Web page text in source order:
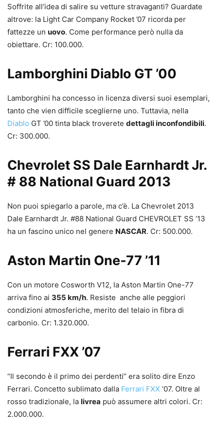
Soffrite all’idea di salire su vetture stravaganti? Guardate
altrove: la Light Car Company Rocket ’07 ricorda per
fattezze un uovo. Come performance però nulla da
obiettare. Cr: 100.000.
Lamborghini Diablo GT ’00
Lamborghini ha concesso in licenza diversi suoi esemplari,
tanto che vien difficile sceglierne uno. Tuttavia, nella
Diablo GT ’00 tinta black troverete dettagli inconfondibili.
Cr: 300.000.
Chevrolet SS Dale Earnhardt Jr.
# 88 National Guard 2013
Non puoi spiegarlo a parole, ma c’è. La Chevrolet 2013
Dale Earnhardt Jr. #88 National Guard CHEVROLET SS ’13
ha un fascino unico nel genere NASCAR. Cr: 500.000.
Aston Martin One-77 ’11
Con un motore Cosworth V12, la Aston Martin One-77
arriva fino ai 355 km/h. Resiste anche alle peggiori
condizioni atmosferiche, merito del telaio in fibra di
carbonio. Cr: 1.320.000.
Ferrari FXX ’07
“Il secondo è il primo dei perdenti” era solito dire Enzo
Ferrari. Concetto sublimato dalla Ferrari FXX ‘07. Oltre al
rosso tradizionale, la livrea può assumere altri colori. Cr:
2.000.000.